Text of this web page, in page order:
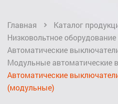
Главная
Каталог
Низковольтное оборудование
Автоматические
Модульные автоматические
Автоматические
(модульные)